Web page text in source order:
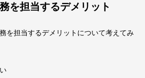
を担当するデメリット
を担当するデメリットについて考えてみ